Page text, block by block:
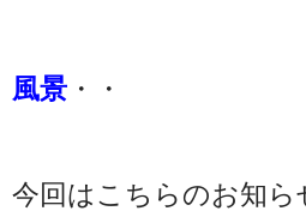
風景 ・・
今回はこちらのお知ら